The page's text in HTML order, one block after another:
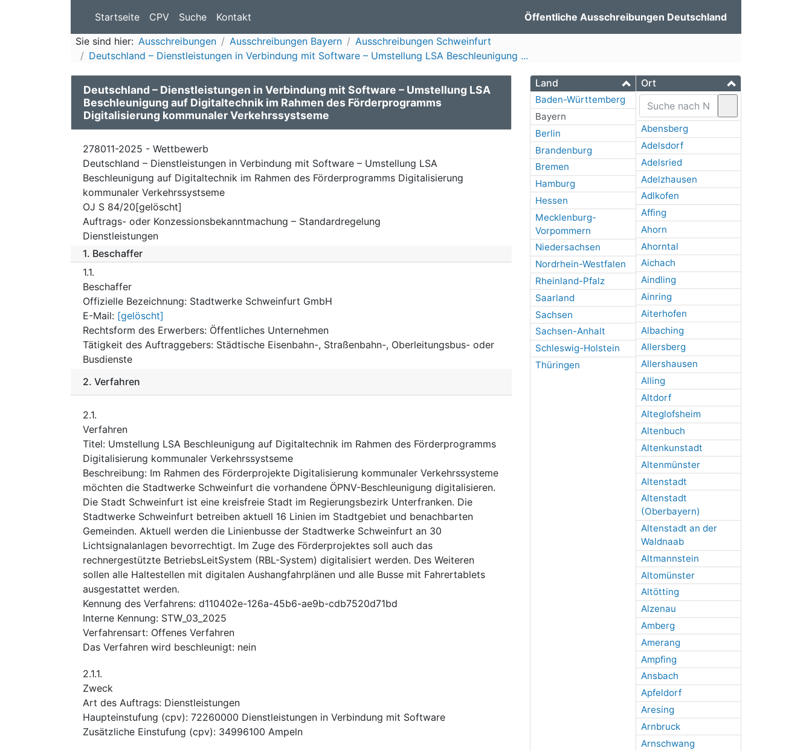
Startseite CPV Suche Kontakt Öffentliche Ausschreibungen Deutschland
Sie sind hier: Ausschreibungen Ausschreibungen Bayern
Ausschreibungen Schweinfurt
Deutschland – Dienstleistungen in Verbindung mit Software – Umstellung LSA Beschleunigung ...
Land
Baden-Württemberg
Bayern
Berlin
Brandenburg
Bremen
Hamburg
Hessen
Mecklenburg-
Vorpommern
Niedersachsen
Nordrhein-Westfalen
Rheinland-Pfalz
Saarland
Sachsen
Sachsen-Anhalt
Schleswig-Holstein
Thüringen
Ort
Abensberg
Adelsdorf
Adelsried
Adelzhausen
Adlkofen
Affing
Ahorn
Ahorntal
Aichach
Aindling
Ainring
Aiterhofen
Albaching
Allersberg
Allershausen
Alling
Altdorf
Alteglofsheim
Altenbuch
Altenkunstadt
Altenmünster
Altenstadt
Altenstadt
(Oberbayern)
Altenstadt an der
Waldnaab
Altmannstein
Altomünster
Altötting
Alzenau
Amberg
Amerang
Ampfing
Ansbach
Apfeldorf
Aresing
Arnbruck
Arnschwang
Deutschland – Dienstleistungen in Verbindung mit Software – Umstellung LSA
Beschleunigung auf Digitaltechnik im Rahmen des Förderprogramms
Digitalisierung kommunaler Verkehrssystseme
278011-2025 - Wettbewerb
Deutschland – Dienstleistungen in Verbindung mit Software – Umstellung LSA
Beschleunigung auf Digitaltechnik im Rahmen des Förderprogramms Digitalisierung
kommunaler Verkehrssystseme
OJ S 84/20[gelöscht]
Auftrags- oder Konzessionsbekanntmachung – Standardregelung
Dienstleistungen
1. Beschaffer
1.1.
Beschaffer
Offizielle Bezeichnung: Stadtwerke Schweinfurt GmbH
E-Mail: [gelöscht]
Rechtsform des Erwerbers: Öffentliches Unternehmen
Tätigkeit des Auftraggebers: Städtische Eisenbahn-, Straßenbahn-, Oberleitungsbus- oder
Busdienste
2. Verfahren
2.1.
Verfahren
Titel: Umstellung LSA Beschleunigung auf Digitaltechnik im Rahmen des Förderprogramms
Digitalisierung kommunaler Verkehrssystseme
Beschreibung: Im Rahmen des Förderprojekte Digitalisierung kommunaler Verkehrssysteme
möchten die Stadtwerke Schweinfurt die vorhandene ÖPNV-Beschleunigung digitalisieren.
Die Stadt Schweinfurt ist eine kreisfreie Stadt im Regierungsbezirk Unterfranken. Die
Stadtwerke Schweinfurt betreiben aktuell 16 Linien im Stadtgebiet und benachbarten
Gemeinden. Aktuell werden die Linienbusse der Stadtwerke Schweinfurt an 30
Lichtsignalanlagen bevorrechtigt. Im Zuge des Förderprojektes soll auch das
rechnergestützte BetriebsLeitSystem (RBL-System) digitalisiert werden. Des Weiteren
sollen alle Haltestellen mit digitalen Aushangfahrplänen und alle Busse mit Fahrertablets
ausgestattet werden.
Kennung des Verfahrens: d110402e-126a-45b6-ae9b-cdb7520d71bd
Interne Kennung: STW_03_2025
Verfahrensart: Offenes Verfahren
Das Verfahren wird beschleunigt: nein
2.1.1.
Zweck
Art des Auftrags: Dienstleistungen
Haupteinstufung (cpv): 72260000 Dienstleistungen in Verbindung mit Software
Zusätzliche Einstufung (cpv): 34996100 Ampeln